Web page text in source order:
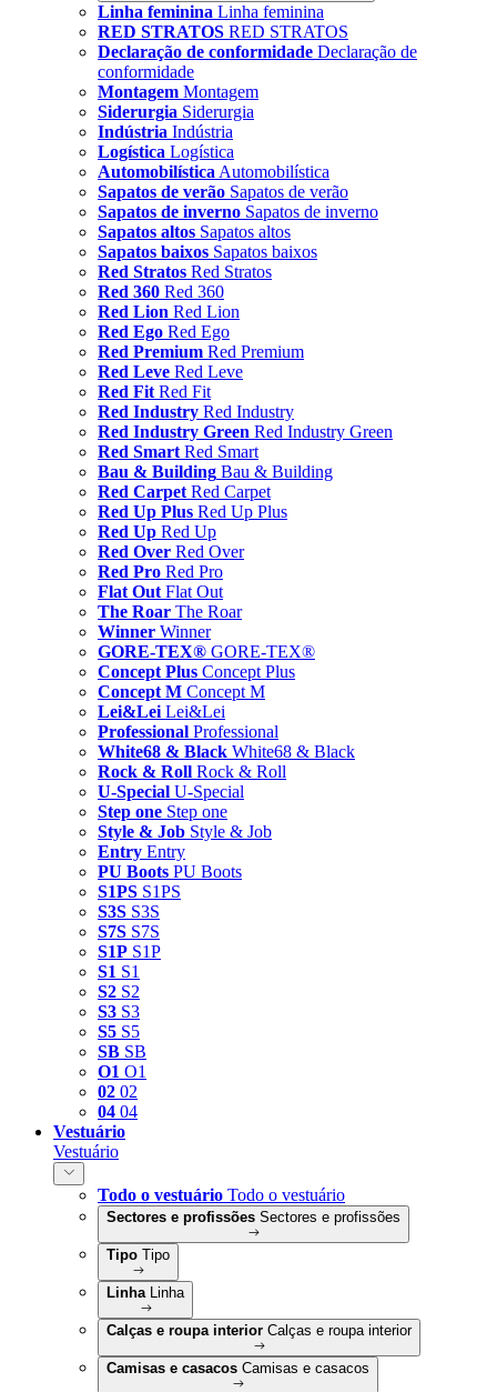
Linha feminina Linha feminina
RED STRATOS RED STRATOS
Declaração de conformidade Declaração de
conformidade
Montagem Montagem
Siderurgia Siderurgia
Indústria Indústria
Logística Logística
Automobilística Automobilística
Sapatos de verão Sapatos de verão
Sapatos de inverno Sapatos de inverno
Sapatos altos Sapatos altos
Sapatos baixos Sapatos baixos
Red Stratos Red Stratos
Red 360 Red 360
Red Lion Red Lion
Red Ego Red Ego
Red Premium Red Premium
Red Leve Red Leve
Red Fit Red Fit
Red Industry Red Industry
Red Industry Green Red Industry Green
Red Smart Red Smart
Bau & Building Bau & Building
Red Carpet Red Carpet
Red Up Plus Red Up Plus
Red Up Red Up
Red Over Red Over
Red Pro Red Pro
Flat Out Flat Out
The Roar The Roar
Winner Winner
GORE-TEX® GORE-TEX®
Concept Plus Concept Plus
Concept M Concept M
Lei&Lei Lei&Lei
Professional Professional
White68 & Black White68 & Black
Rock & Roll Rock & Roll
U-Special U-Special
Step one Step one
Style & Job Style & Job
Entry Entry
PU Boots PU Boots
S1PS S1PS
S3S S3S
S7S S7S
S1P S1P
S1 S1
S2 S2
S3 S3
S5 S5
SB SB
O1 O1
02 02
04 04
Vestuário
Vestuário
Todo o vestuário Todo o vestuário
Sectores e profissões Sectores e profissões
Tipo Tipo
Linha Linha
Calças e roupa interior Calças e roupa interior
Camisas e casacos Camisas e casacos